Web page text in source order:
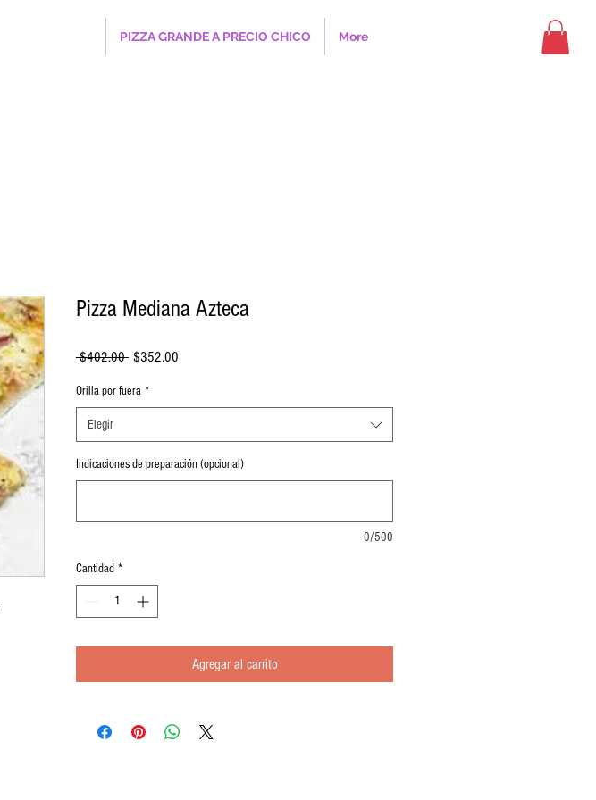
PIZZA GRANDE A PRECIO CHICO More
Pizza Mediana Azteca
$402.00 Precio
$352.00
Orilla por fuera *
Elegir
Indicaciones de preparación (opcional)
0/500
Cantidad *
Agregar al carrito